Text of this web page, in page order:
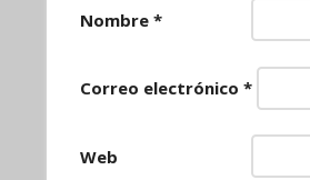
Nombre *
Correo electrónico *
Web